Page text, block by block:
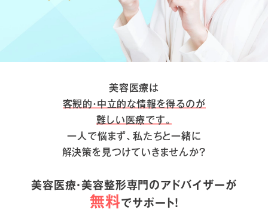
美容医療は
客観的・中立的な情報を得るのが
難しい医療です。
一人で悩まず、私たちと一緒に
解決策を見つけていきませんか？
美容医療・美容整形専門のアドバイザーが
無料でサポート！